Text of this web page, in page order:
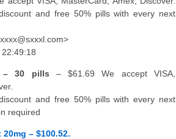
and free 50% pills with every next
– 30 pills – $61.69 We accept VISA,
and free 50% pills with every next
required
20mg – $100.52.